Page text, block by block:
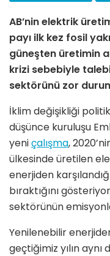
AB’nin elektrik
payı ilk kez fosil
güneşten üretimin
krizi sebebiyle
sektörünü zor
İklim değişikliği
düşünce kuruluşu
yeniçalışma,
ülkesinde üretilen
enerjiden
bıraktığını
sektörünün
Yenilenebilir
geçtiğimiz yılın aynı